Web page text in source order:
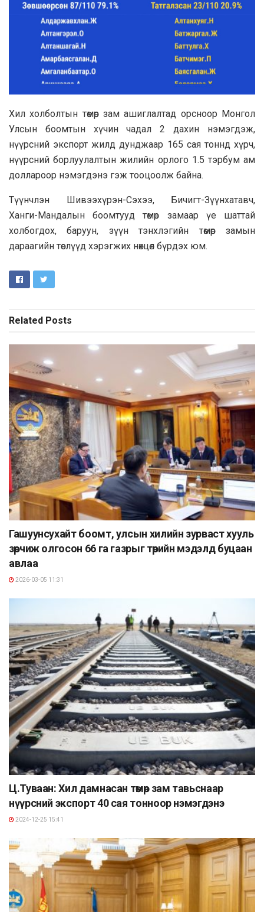
Хил холболтын төмөр зам ашиглалтад орсноор Монгол
Улсын боомтын хүчин чадал 2 дахин нэмэгдэж,
нүүрсний экспорт жилд дунджаар 165 сая тоннд хүрч,
нүүрсний борлуулалтын жилийн орлого 1.5 тэрбум ам
доллароор нэмэгдэнэ гэж тооцоолж байна.
Түүнчлэн Шивээхүрэн-Сэхээ, Бичигт-Зүүнхатавч,
Ханги-Мандалын боомтууд төмөр замаар үе шаттай
холбогдох, баруун, зүүн тэнхлэгийн төмөр замын
дараагийн төслүүд хэрэгжих нөхцөл бүрдэх юм.
Related Posts
Гашуунсухайт боомт, улсын хилийн зурваст хууль
зөрчиж олгосон 66 га газрыг төрийн мэдэлд буцаан
авлаа
2026-03-05 11:31
Ц.Туваан: Хил дамнасан төмөр зам тавьснаар
нүүрсний экспорт 40 сая тонноор нэмэгдэнэ
2024-12-25 15:41